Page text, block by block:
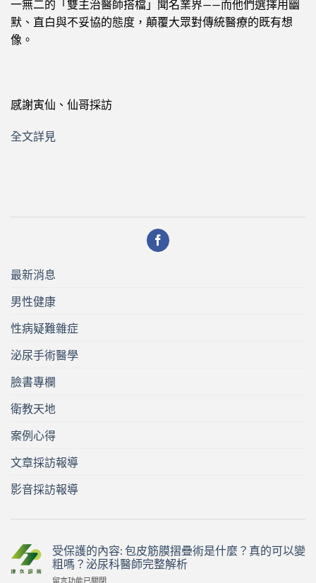
一無二的「雙主治醫師搭檔」聞名業界——而他們選擇用幽
默、直白與不妥協的態度，顛覆大眾對傳統醫療的既有想
像。
感謝寅仙、仙哥採訪
全文詳見
最新消息
男性健康
性病疑難雜症
泌尿手術醫學
臉書專欄
衛教天地
案例心得
文章採訪報導
影音採訪報導
受保護的內容: 包皮筋膜摺疊術是什麼？真的可以變
粗嗎？泌尿科醫師完整解析
在
留言功能已關閉